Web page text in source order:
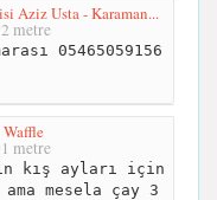
Aziz Usta - Karaman...
metre
05465059156
metre
kış ayları için
mesela çay 3